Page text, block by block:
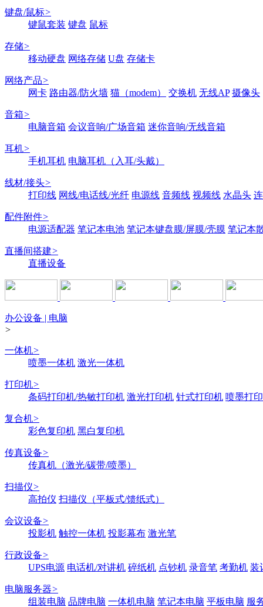
键盘/鼠标>
键鼠套装 键盘 鼠标
存储>
移动硬盘 网络存储 U盘 存储卡
网络产品>
网卡 路由器/防火墙 猫（modem） 交换机 无线AP 摄像头
音箱>
电脑音箱 会议音响/广场音箱 迷你音响/无线音箱
耳机>
手机耳机 电脑耳机（入耳/头戴）
线材/接头>
打印线 网线/电话线/光纤 电源线 音频线 视频线 水晶头
配件附件>
电源适配器 笔记本电池 笔记本键盘膜/屏膜/壳膜 笔记本
直播间搭建>
直播设备
办公设备 | 电脑
>
一体机>
喷墨一体机 激光一体机
打印机>
条码打印机/热敏打印机 激光打印机 针式打印机 喷墨打
复合机>
彩色复印机 黑白复印机
传真设备>
传真机（激光/碳带/喷墨）
扫描仪>
高拍仪 扫描仪（平板式/馈纸式）
会议设备>
投影机 触控一体机 投影幕布 激光笔
行政设备>
UPS电源 电话机/对讲机 碎纸机 点钞机 录音笔 考勤机 装
电脑服务器>
组装电脑 品牌电脑 一体机电脑 笔记本电脑 平板电脑 服